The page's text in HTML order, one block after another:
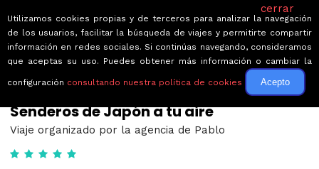
← Volver a Circuitos por Japón
Senderos de Japón a tu aire
Viaje organizado por la agencia de Pablo
cerrar
Utilizamos cookies propias y de terceros para analizar la navegación
de los usuarios, facilitar la búsqueda de viajes y permitirte compartir
información en redes sociales. Si continúas navegando, consideramos
que aceptas su uso. Puedes obtener más información o cambiar la
configuración consultando nuestra política de cookies Acepto